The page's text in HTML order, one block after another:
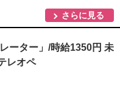
さらに見る
ーター」/時給1350円 未
レオペ